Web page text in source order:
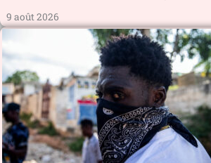
9 août 2026